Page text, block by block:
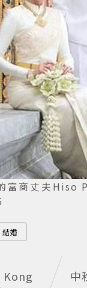
富商丈夫Hiso
結婚
中